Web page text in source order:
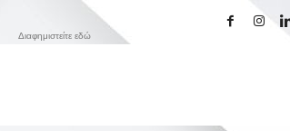
Διαφημιστείτε εδώ